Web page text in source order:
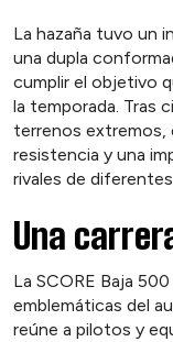
La hazaña tuvo un
una dupla
cumplir el objetivo
la temporada. Tras
terrenos extremos,
resistencia y una
rivales de
Una
La SCORE Baja
emblemáticas del
reúne a pilotos y